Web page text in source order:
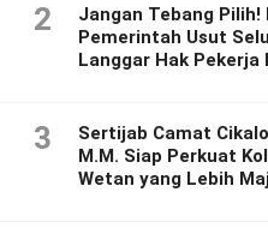
2
Jangan Tebang Pilih!
Pemerintah Usut
Langgar Hak Pekerja
3
Sertijab Camat
M.M. Siap Perkuat
Wetan yang Lebih